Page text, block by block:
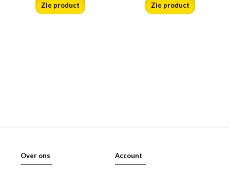
Zie product Zie product
Over ons Account